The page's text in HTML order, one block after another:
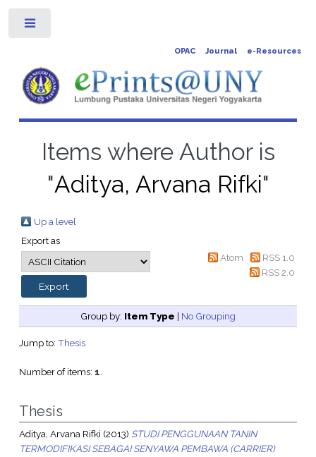
OPAC Journal e-Resources
Items where Author is
"Aditya, Arvana Rifki"
Up a level
Export as
Atom
RSS 1.0
RSS 2.0
Group by: Item Type | No Grouping
Jump to: Thesis
Number of items: 1.
Thesis
Aditya, Arvana Rifki (2013) STUDI PENGGUNAAN TANIN
TERMODIFIKASI SEBAGAI SENYAWA PEMBAWA (CARRIER)